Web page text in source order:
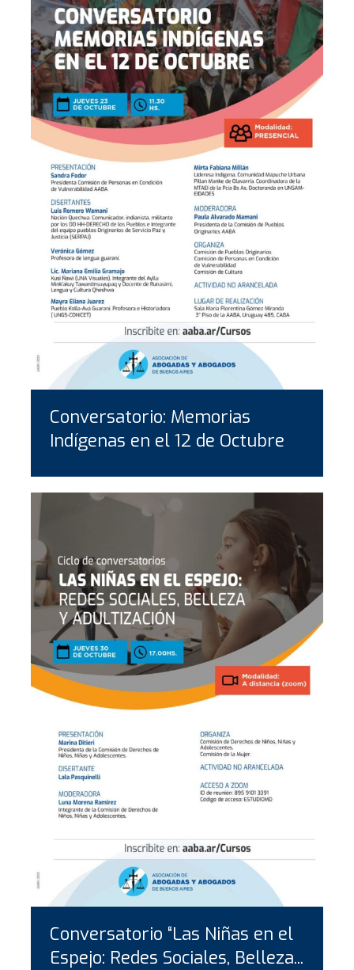
Conversatorio: Memorias
Indígenas en el 12 de Octubre
Conversatorio “Las Niñas en el
Espejo: Redes Sociales, Belleza...